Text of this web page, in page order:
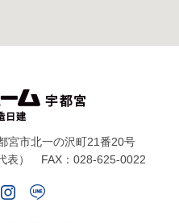
市北一の沢町21番20号
代表） FAX：028-625-0022